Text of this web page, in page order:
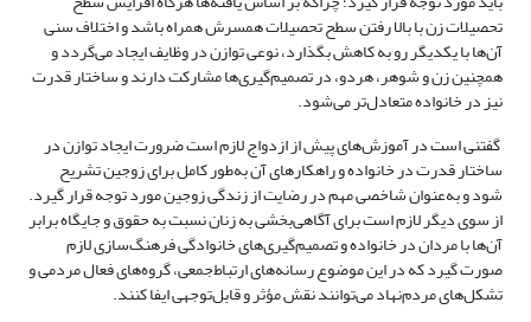
تحصیلات زن با بالا رفتن سطح تحصیلات همسرش همراه باشد و اختلاف سنی
آن‌ها با یکدیگر رو به کاهش بگذارد، نوعی توازن در وظایف ایجاد می‌گردد و
همچنین زن و شوهر، هردو، در تصمیم‌گیری‌ها مشارکت دارند و ساختار قدرت
نیز در خانواده متعادل‌تر می‌شود.
گفتنی است در آموزش‌های پیش از ازدواج لازم است ضرورت ایجاد توازن در
ساختار قدرت در خانواده و راهکارهای آن به‌طور کامل برای زوجین تشریح
شود و به‌عنوان شاخصی مهم در رضایت از زندگی زوجین مورد توجه قرار گیرد.
از سوی دیگر لازم است برای آگاهی‌بخشی به زنان نسبت به حقوق و جایگاه برابر
آن‌ها با مردان در خانواده و تصمیم‌گیری‌های خانوادگی فرهنگ‌سازی لازم
صورت گیرد که در این موضوع رسانه‌های ارتباط‌جمعی، گروه‌های فعال مردمی و
تشکل‌های مردم‌نهاد می‌توانند نقش مؤثر و قابل‌توجهی ایفا کنند.